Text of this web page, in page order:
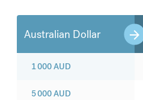
Australian Dollar
1 000AUD
5 000AUD